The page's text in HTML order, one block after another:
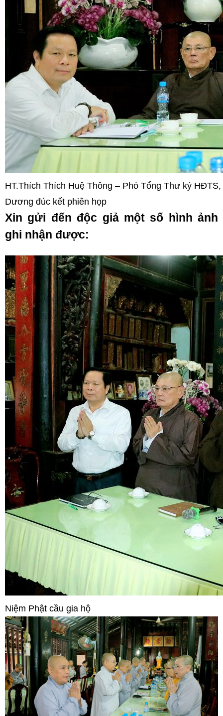
HT.Thích Thích Huệ Thông – Phó Tổng Thư ký
Dương đúc kết phiên họp
Xin gửi đến độc giả một số hình ảnh
ghi nhận được:
Niệm Phật cầu gia hộ